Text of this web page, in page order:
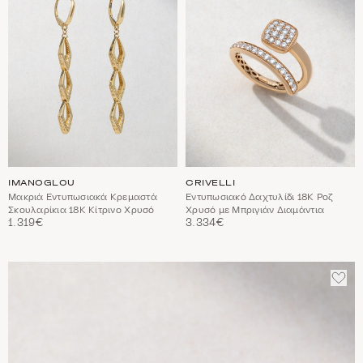
IMANOGLOU
Μακριά Εντυπωσιακά Κρεμαστά
Σκουλαρίκια 18Κ Κίτρινο Χρυσό
1.319€
CRIVELLI
Εντυπωσιακό Δαχτυλίδι 18Κ Ροζ
Χρυσό με Μπριγιάν Διαμάντια
3.334€
ΣΤΑ